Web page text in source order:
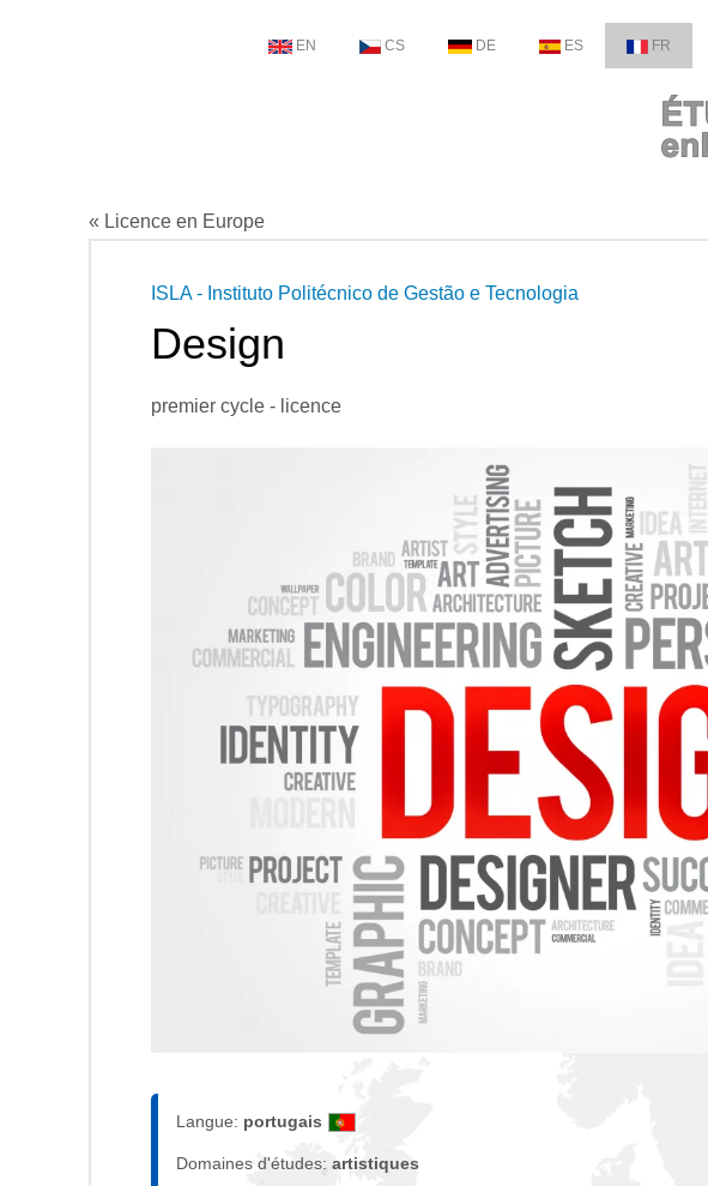
EN CS DE ES FR
« Licence en Europe
ISLA - Instituto Politécnico de Gestão e Tecnologia
Design
premier cycle - licence
Langue: portugais
Domaines d'études: artistiques